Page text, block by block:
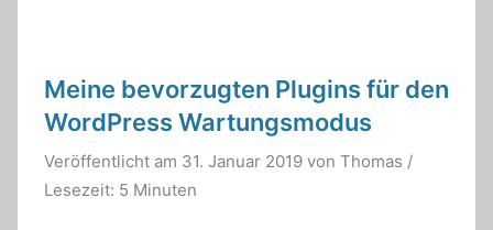
Meine bevorzugten Plugins für den
WordPress Wartungsmodus
Veröffentlicht am 31. Januar 2019 von Thomas /
Lesezeit: 5 Minuten